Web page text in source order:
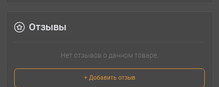
Отзывы
Нет отзывов о данном товаре.
+ Добавить отзыв